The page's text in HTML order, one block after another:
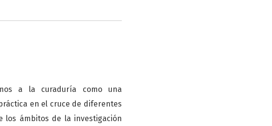
a la curaduría como una
en el cruce de diferentes
los ámbitos de la investigación